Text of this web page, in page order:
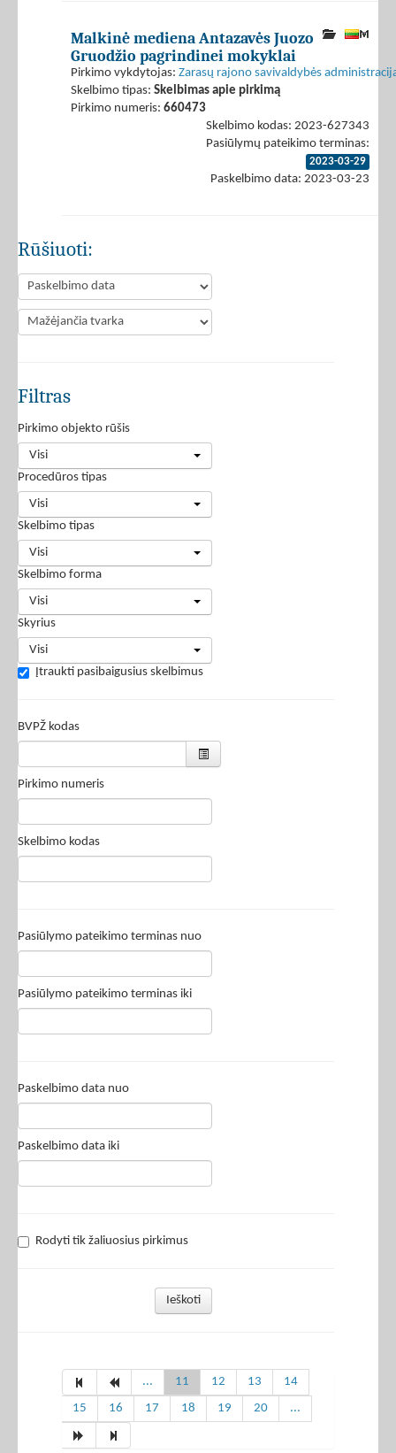
Malkinė mediena Antazavės Juozo
Gruodžio pagrindinei mokyklai
Pirkimo vykdytojas: Zarasų rajono savivaldybės
Skelbimo tipas: Skelbimas apie pirkimą
Pirkimo numeris: 660473
Skelbimo kodas: 2023-627343
Pasiūlymų pateikimo terminas:
2023-03-29
Paskelbimo data: 2023-03-23
Rūšiuoti:
Filtras
Pirkimo objekto rūšis
Visi
Procedūros tipas
Visi
Skelbimo tipas
Visi
Skelbimo forma
Visi
Skyrius
Visi
Įtraukti pasibaigusius skelbimus
BVPŽ kodas
Pirkimo numeris
Skelbimo kodas
Pasiūlymo pateikimo terminas nuo
Pasiūlymo pateikimo terminas iki
Paskelbimo data nuo
Paskelbimo data iki
Rodyti tik žaliuosius pirkimus
Ieškoti
... 11 12 13
14
15
16 17 18 19 20 ...